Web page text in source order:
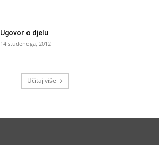
Ugovor o djelu
14 studenoga, 2012
Učitaj više